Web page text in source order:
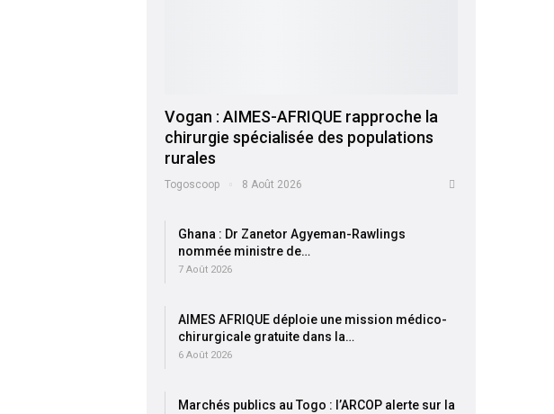
Vogan : AIMES-AFRIQUE rapproche la
chirurgie spécialisée des populations
rurales
Togoscoop 8 Août 2026
Ghana : Dr Zanetor Agyeman-Rawlings
nommée ministre de…
7 Août 2026
AIMES AFRIQUE déploie une mission médico-
chirurgicale gratuite dans la…
6 Août 2026
Marchés publics au Togo : l’ARCOP alerte sur la